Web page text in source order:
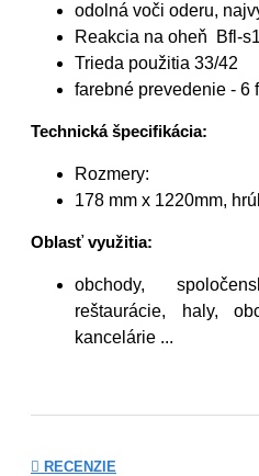
odolná voči oderu,
Reakcia na oheň Bfl-
Trieda použitia 33/42
farebné prevedenie - 6
Technická špecifikácia:
Rozmery:
178 mm x 1220mm,
Oblasť využitia:
obchody,
reštaurácie, haly,
kancelárie ...
RECENZIE